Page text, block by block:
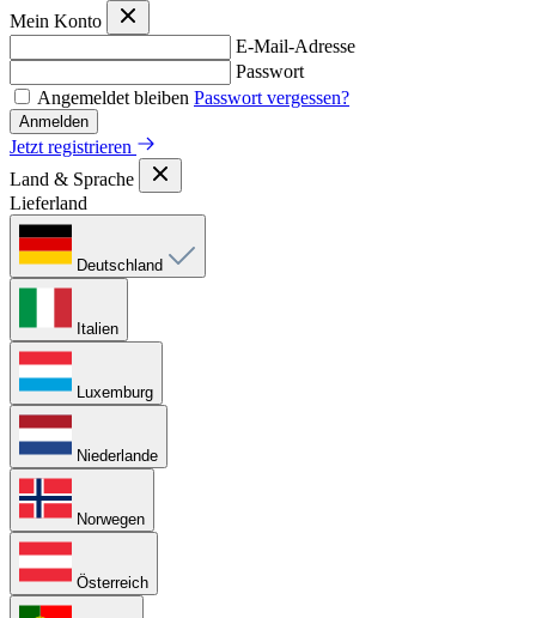
Mein Konto
E-Mail-Adresse
Passwort
Angemeldet bleiben Passwort vergessen?
Anmelden
Jetzt registrieren
Land & Sprache
Lieferland
Deutschland
Italien
Luxemburg
Niederlande
Norwegen
Österreich